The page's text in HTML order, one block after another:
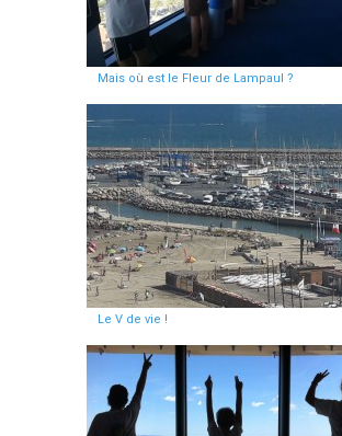
Mais où est le Fleur de Lampaul ?
Le V de vie !